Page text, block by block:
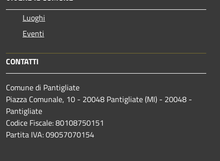
Luoghi
Eventi
CONTATTI
Comune di Pantigliate
Piazza Comunale, 10 - 20048 Pantigliate (MI) - 20048 -
Pantigliate
Codice Fiscale: 80108750151
Partita IVA: 09057070154